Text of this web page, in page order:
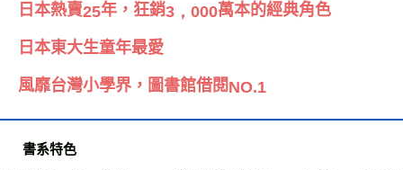
日本熱賣25年，狂銷3，000萬本的經典角色
日本東大生童年最愛
風靡台灣小學界，圖書館借閱NO.1
書系特色